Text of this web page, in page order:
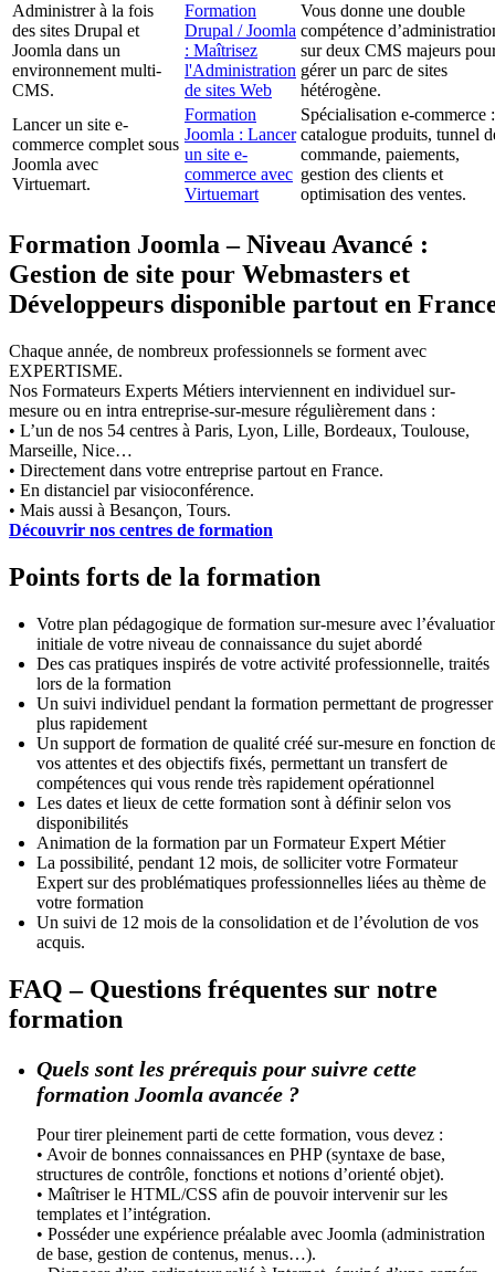
Administrer à la fois
des sites Drupal et
Joomla dans un
environnement multi-
CMS.
Formation
Drupal / Joomla
: Maîtrisez
l'Administration
de sites Web
Vous donne une double
compétence
sur deux CMS majeurs
gérer un parc de sites
hétérogène.
Lancer un site e-
commerce complet sous
Joomla avec
Virtuemart.
Formation
Joomla : Lancer
un site e-
commerce avec
Virtuemart
Spécialisation e-commerce :
catalogue produits, tunnel
commande, paiements,
gestion des clients et
optimisation des ventes.
Formation Joomla – Niveau Avancé :
Gestion de site pour Webmasters et
Développeurs disponible partout en
Chaque année, de nombreux professionnels se forment avec
EXPERTISME.
Nos Formateurs Experts Métiers interviennent en individuel sur-
mesure ou en intra entreprise-sur-mesure régulièrement dans :
• L’un de nos 54 centres à Paris, Lyon, Lille, Bordeaux, Toulouse,
Marseille, Nice…
• Directement dans votre entreprise partout en France.
• En distanciel par visioconférence.
• Mais aussi à Besançon, Tours.
Découvrir nos centres de formation
Points forts de la formation
Votre plan pédagogique de formation sur-mesure avec
initiale de votre niveau de connaissance du sujet abordé
Des cas pratiques inspirés de votre activité professionnelle, traités
lors de la formation
Un suivi individuel pendant la formation permettant de progresser
plus rapidement
Un support de formation de qualité créé sur-mesure en fonction
vos attentes et des objectifs fixés, permettant un transfert de
compétences qui vous rende très rapidement opérationnel
Les dates et lieux de cette formation sont à définir selon vos
disponibilités
Animation de la formation par un Formateur Expert Métier
La possibilité, pendant 12 mois, de solliciter votre Formateur
Expert sur des problématiques professionnelles liées au thème de
votre formation
Un suivi de 12 mois de la consolidation et de l’évolution de vos
acquis.
FAQ – Questions fréquentes sur notre
formation
Quels sont les prérequis pour suivre cette
formation Joomla avancée ?
Pour tirer pleinement parti de cette formation, vous devez :
• Avoir de bonnes connaissances en PHP (syntaxe de base,
structures de contrôle, fonctions et notions d’orienté objet).
• Maîtriser le HTML/CSS afin de pouvoir intervenir sur les
templates et l’intégration.
• Posséder une expérience préalable avec Joomla (administration
de base, gestion de contenus, menus…).